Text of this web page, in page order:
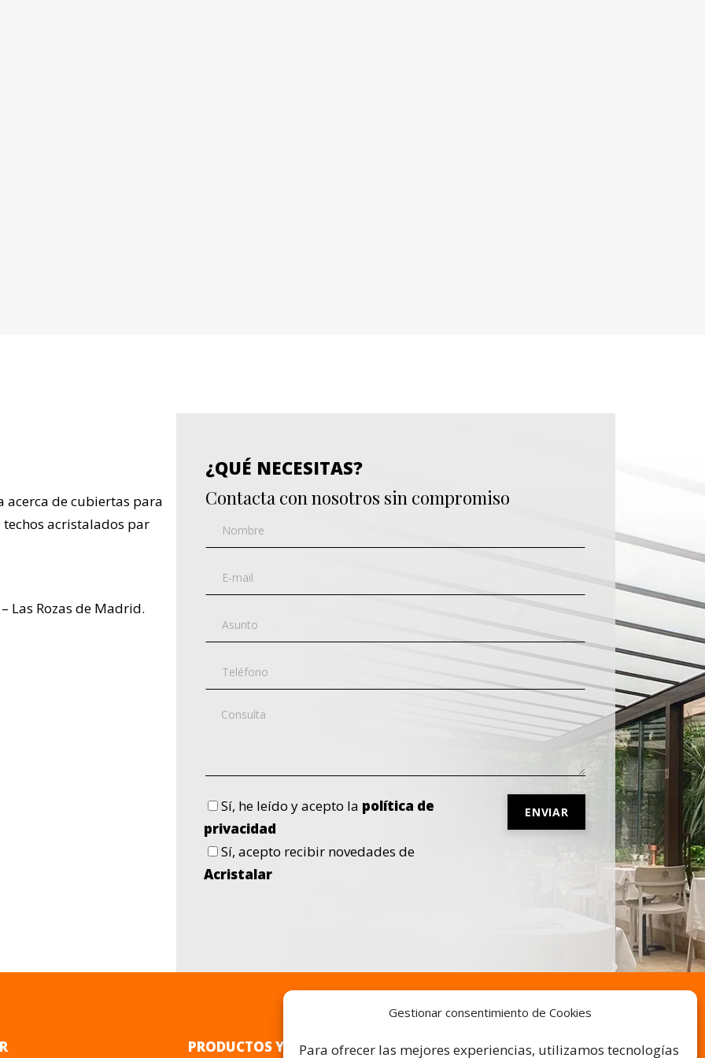
Gestionar consentimiento de Cookies
Para ofrecer las mejores experiencias, utilizamos tecnologías
de cubiertas para
acristalados par
Las Rozas de Madrid.
¿QUÉ NECESITAS?
Contacta con nosotros sin compromiso
Sí, he leído y acepto la política de
privacidad
Sí, acepto recibir novedades de
Acristalar
PRODUCTOS Y SERVICIOS ÚLTIMAS ENTRADAS